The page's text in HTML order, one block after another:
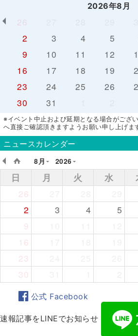
2026年8月
26
2
3 4 5
9
10 11 12
16
17 18 19
23
24 25 26
30
31
※イベント中止および延期となる場合がござ
へ直接ご確認頂きますようお願い申し上げま
ニュースカレンダー
8月
2026
日 月 火 水
26
2
3 4 5
9
16
23
30
公式 Facebook
速報記事をLINEでお知らせ